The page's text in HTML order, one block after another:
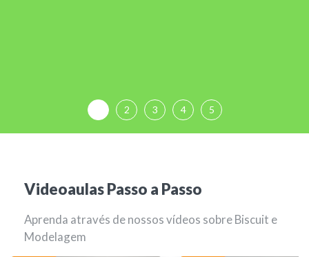
2 3 4 5
Videoaulas Passo a Passo
Aprenda através de nossos vídeos sobre Biscuit e
Modelagem